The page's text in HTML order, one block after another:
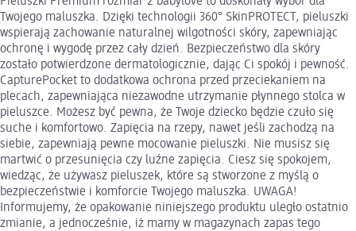
Twojego maluszka. Dzięki technologii 360° SkinPROTECT, pieluszki
wspierają zachowanie naturalnej wilgotności skóry, zapewniając
ochronę i wygodę przez cały dzień. Bezpieczeństwo dla skóry
zostało potwierdzone dermatologicznie, dając Ci spokój i pewność.
CapturePocket to dodatkowa ochrona przed przeciekaniem na
plecach, zapewniająca niezawodne utrzymanie płynnego stolca w
pieluszce. Możesz być pewna, że Twoje dziecko będzie czuło się
suche i komfortowo. Zapięcia na rzepy, nawet jeśli zachodzą na
siebie, zapewniają pewne mocowanie pieluszki. Nie musisz się
martwić o przesunięcia czy luźne zapięcia. Ciesz się spokojem,
wiedząc, że używasz pieluszek, które są stworzone z myślą o
bezpieczeństwie i komforcie Twojego maluszka. UWAGA!
Informujemy, że opakowanie niniejszego produktu uległo ostatnio
zmianie, a jednocześnie, iż mamy w magazynach zapas tego